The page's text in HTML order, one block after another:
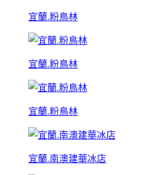
宜蘭.粉鳥林
宜蘭.粉鳥林
宜蘭.粉鳥林
宜蘭.南澳建華冰店